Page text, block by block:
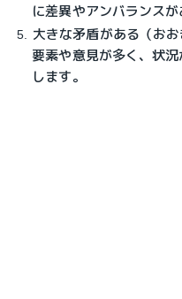
に差異やアンバランスが
大きな矛盾がある（お
要素や意見が多く、状
します。